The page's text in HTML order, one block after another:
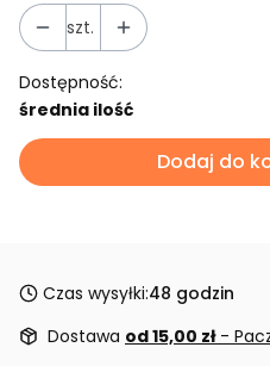
szt.
Dostępność:
średnia ilość
Dodaj do
Czas wysyłki:48 godzin
Dostawa od 15,00 zł -